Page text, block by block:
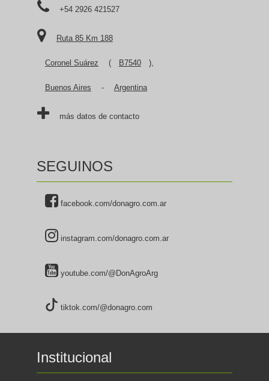
+54 2926 421527
Ruta 85 Km 188
Coronel Suárez ( B7540 ),
Buenos Aires - Argentina
más datos de contacto
SEGUINOS
facebook.com/donagro.com.ar
instagram.com/donagro.com.ar
youtube.com/@DonAgroArg
tiktok.com/@donagro.com
Institucional